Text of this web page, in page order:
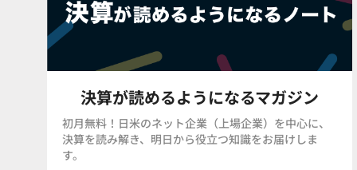
決算が読めるようになるマガジン
初月無料！日米のネット企業（上場企業）を中心に、
決算を読み解き、明日から役立つ知識をお届けしま
す。